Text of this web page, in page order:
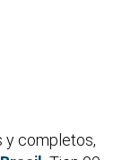
y completos,